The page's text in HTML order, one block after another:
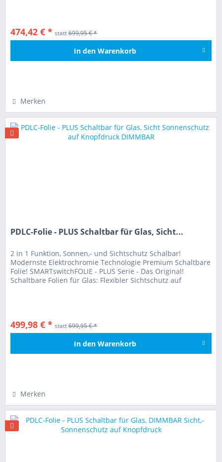
474,42 € * statt699,95 € *
In den Warenkorb
Merken
PDLC-Folie - PLUS Schaltbar für Glas, Sicht...
2 in 1 Funktion, Sonnen,- und Sichtschutz Schalbar!
Modernste Elektrochromie Technologie Premium Schaltbare
Folie! SMARTswitchFOLIE - PLUS Serie - Das Original!
Schaltbare Folien für Glas: Flexibler Sichtschutz auf
499,98 € * statt699,95 € *
In den Warenkorb
Merken